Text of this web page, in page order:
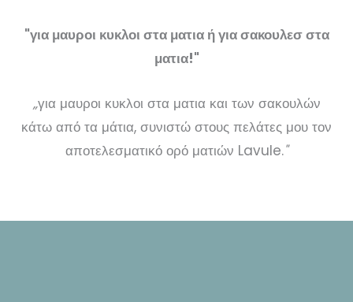
"για μαυροι κυκλοι στα ματια ή για σακουλεσ στα
ματια!"
„για μαυροι κυκλοι στα ματια και των σακουλών
κάτω από τα μάτια, συνιστώ στους πελάτες μου τον
αποτελεσματικό ορό ματιών Lavule."